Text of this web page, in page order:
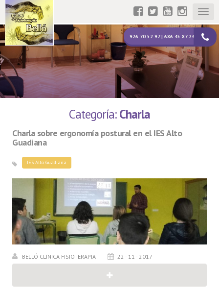
926 70 52 97 | 686 45 87 23
Categoría:Charla
Charla sobre ergonomía postural en el IES Alto
Guadiana
IES Alto Guadiana
BELLÓ CLÍNICA FISIOTERAPIA 22 - 11 - 2017